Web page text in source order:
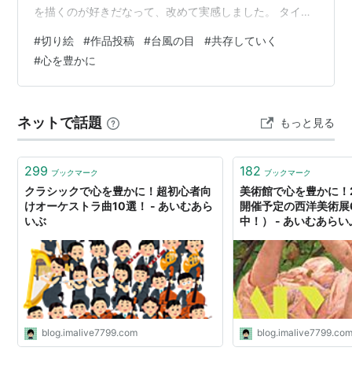
を描くのが好きだなって、改めて実感しました。 タイト
台風の目みたいな人というか、周りを寄せ付けない空間
の中に人がいて、少しずつその人に色が付いていくとい
う感じの夢でした。 不思議な夢でしたが、嫌な夢ではあ
囲の草花が吹き飛ばされていくのですが、渦の中心に見
える人らしきものにも色が無いか…
#切り絵 #作品投稿 #台風の目 #共存していく
#心を豊かに
ネットで話題 もっと見る
299 ブックマーク
クラシックで心を豊かに！超初心者向
けオーケストラ曲10選！ - あいむあら
いぶ
blog.imalive7799.com
182 ブックマーク
美術館で心を豊かに
開催予定の西洋美術
中！） - あいむあらい